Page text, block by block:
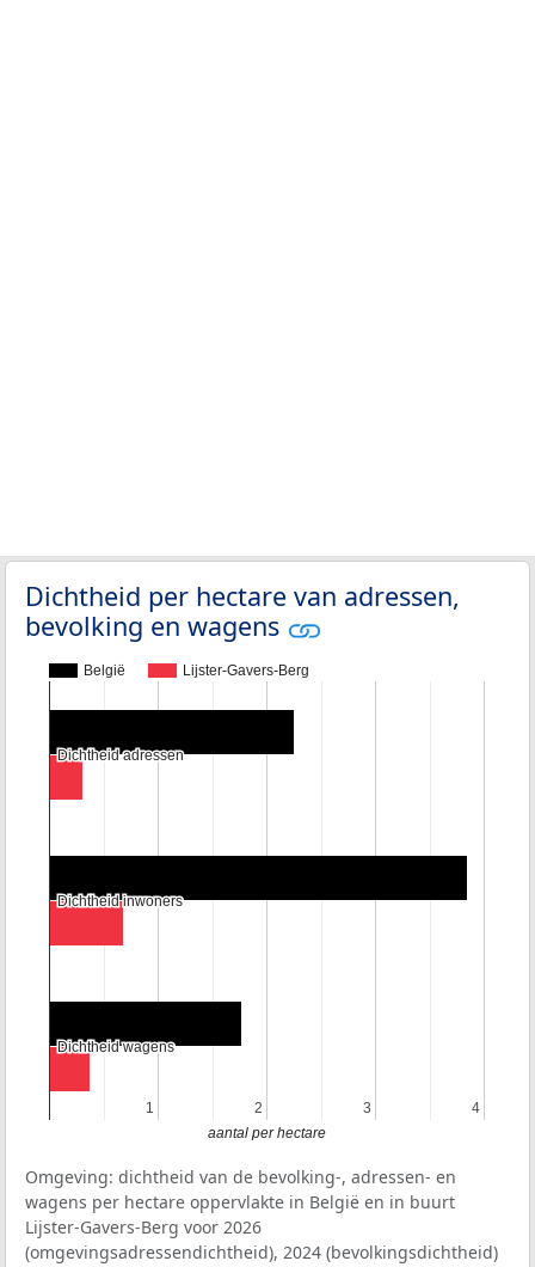
Dichtheid per hectare van adressen,
bevolking en wagens
België Lijster-Gavers-Berg
1
1 2
2 3
3 4
4
Dichtheid adressen
Dichtheid adressen
Dichtheid inwoners
Dichtheid inwoners
Dichtheid wagens
Dichtheid wagens
aantal per hectare
Omgeving: dichtheid van de bevolking-, adressen- en
wagens per hectare oppervlakte in België en in buurt
Lijster-Gavers-Berg voor 2026
(omgevingsadressendichtheid), 2024 (bevolkingsdichtheid)